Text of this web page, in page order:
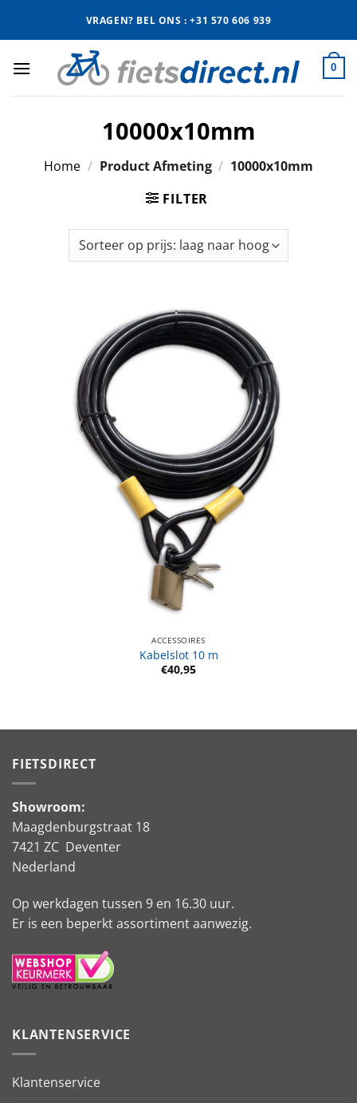
VRAGEN? BEL ONS : +31 570 606 939
0
10000x10mm
Home / Product Afmeting / 10000x10mm
FILTER
ACCESSOIRES
Kabelslot 10 m
€40,95
FIETSDIRECT
Showroom:
Maagdenburgstraat 18
7421 ZC Deventer
Nederland
Op werkdagen tussen 9 en 16.30 uur.
Er is een beperkt assortiment aanwezig.
KLANTENSERVICE
Klantenservice